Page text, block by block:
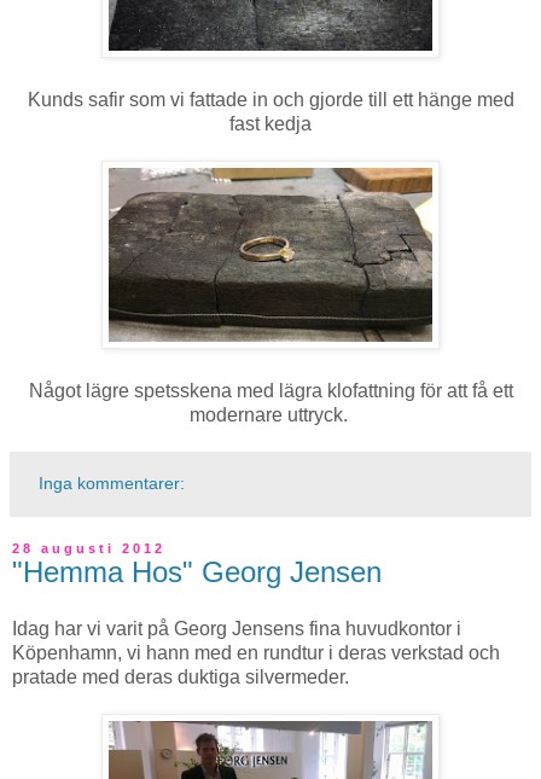
Kunds safir som vi fattade in och gjorde till ett hänge med
fast kedja
Något lägre spetsskena med lägra klofattning för att få ett
modernare uttryck.
Inga kommentarer:
28 augusti 2012
"Hemma Hos" Georg Jensen
Idag har vi varit på Georg Jensens fina huvudkontor i
Köpenhamn, vi hann med en rundtur i deras verkstad och
pratade med deras duktiga silvermeder.